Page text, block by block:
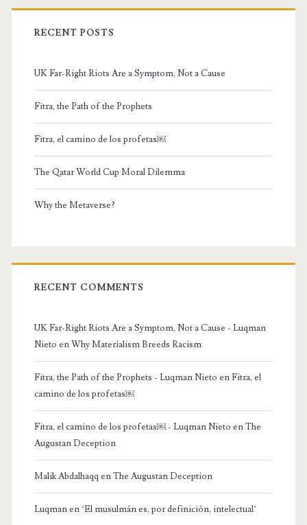
RECENT POSTS
UK Far-Right Riots Are a Symptom, Not a Cause
Fitra, the Path of the Prophets
Fitra, el camino de los profetas￼
The Qatar World Cup Moral Dilemma
Why the Metaverse?
RECENT COMMENTS
UK Far-Right Riots Are a Symptom, Not a Cause - Luqman
Nieto enWhy Materialism Breeds Racism
Fitra, the Path of the Prophets - Luqman Nieto enFitra, el
camino de los profetas￼
Fitra, el camino de los profetas￼ - Luqman Nieto enThe
Augustan Deception
Malik Abdalhaqq enThe Augustan Deception
Luqmanen ‘El musulmán es, por definición, intelectual’